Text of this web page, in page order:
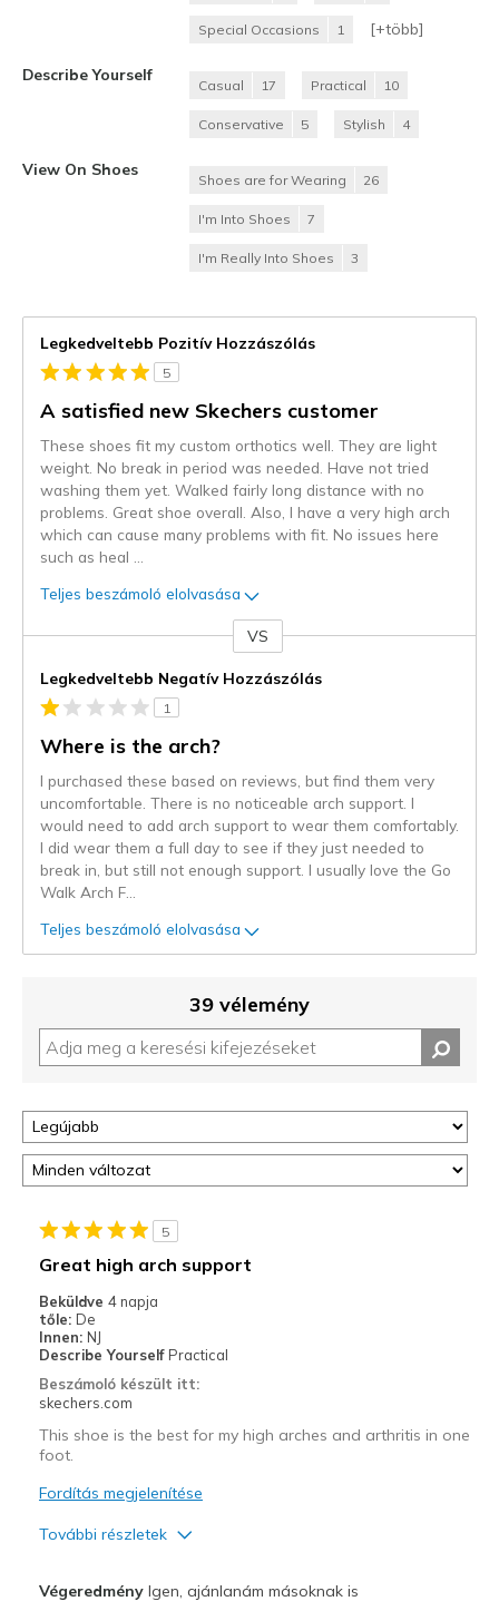
Special Occasions 1 [+több]
Describe Yourself
Casual 17 Practical 10
Conservative 5 Stylish 4
View On Shoes
Shoes are for Wearing 26
I'm Into Shoes 7
I'm Really Into Shoes 3
Legkedveltebb Pozitív Hozzászólás
5
A satisfied new Skechers customer
These shoes fit my custom orthotics well. They are light
weight. No break in period was needed. Have not tried
washing them yet. Walked fairly long distance with no
problems. Great shoe overall. Also, I have a very high arch
which can cause many problems with fit. No issues here
such as heal
Teljes beszámoló elolvasása
VS
Legkedveltebb Negatív Hozzászólás
1
Where is the arch?
I purchased these based on reviews, but find them very
uncomfortable. There is no noticeable arch support. I
would need to add arch support to wear them comfortably.
I did wear them a full day to see if they just needed to
break in, but still not enough support. I usually love the Go
Walk Arch F
Teljes beszámoló elolvasása
39 vélemény
5
Great high arch support
Beküldve 4 napja
tőle: De
Innen: NJ
Describe Yourself Practical
Beszámoló készült itt:
skechers.com
This shoe is the best for my high arches and arthritis in one
foot.
Fordítás megjelenítése
További részletek
VégeredményIgen, ajánlanám másoknak is